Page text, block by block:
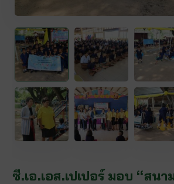
ซี.เอ.เอส.เปเปอร์ มอบ “สนา